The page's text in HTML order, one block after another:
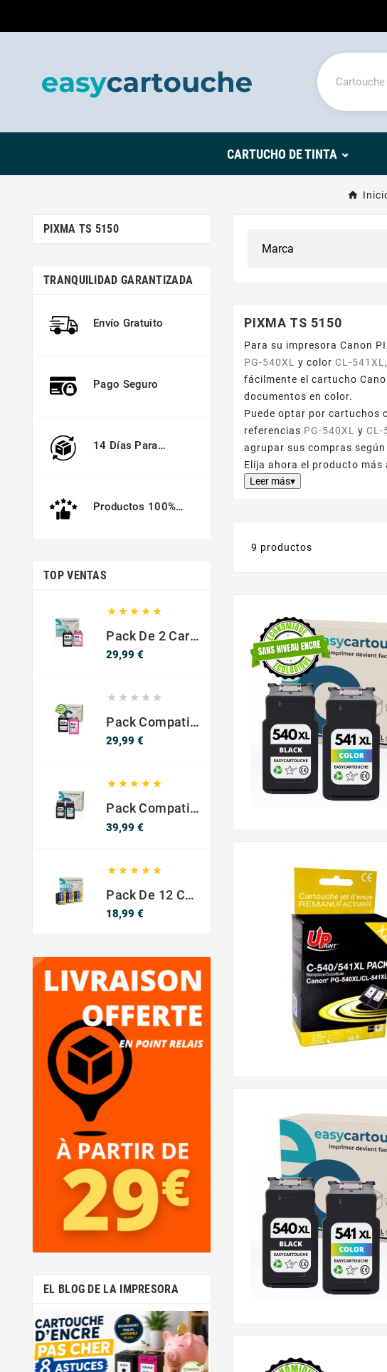
CARTUCHO DE TINTA
PIXMA TS 5150
TRANQUILIDAD GARANTIZADA
Envío Gratuito
Pago Seguro
14 Días Para
Productos 100%
TOP VENTAS
    
Pack De 2 Cartuchos Compatibles Con HP 301 XL Negro Y Color
29,99 €
    
Pack Compatible Con HP 302 XL Negro Y Color - SIN NIVEL DE TINTA
29,99 €
    
Pack Compatible Canon PG-540 XL / CL-541 XL ? Negro Y Color ? Alta Capacidad
39,99 €
    
Pack De 12 Cartuchos Compatibles EPSON 603XL
18,99 €
EL BLOG DE LA IMPRESORA
PIXMA TS 5150
Para su impresora Canon
PG-540XL
y colorCL-541XL
fácilmente el cartucho
documentos en color.
Puede optar por cartuchos
referencias PG-540XL yCL-
agrupar sus compras
Elija ahora el producto más
Leer más▾
9 productos